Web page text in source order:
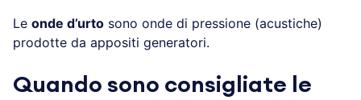
Le onde d’urto sono onde di pressione (acustiche)
prodotte da appositi generatori.
Quando sono consigliate le